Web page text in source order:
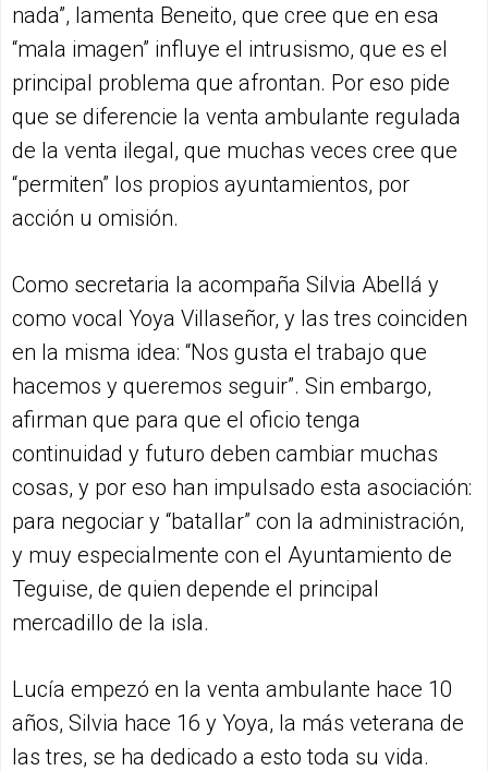
nada”, lamenta Beneito, que cree que en esa
“mala imagen” influye el intrusismo, que es el
principal problema que afrontan. Por eso pide
que se diferencie la venta ambulante regulada
de la venta ilegal, que muchas veces cree que
“permiten” los propios ayuntamientos, por
acción u omisión.
Como secretaria la acompaña Silvia Abellá y
como vocal Yoya Villaseñor, y las tres coinciden
en la misma idea: “Nos gusta el trabajo que
hacemos y queremos seguir”. Sin embargo,
afirman que para que el oficio tenga
continuidad y futuro deben cambiar muchas
cosas, y por eso han impulsado esta asociación:
para negociar y “batallar” con la administración,
y muy especialmente con el Ayuntamiento de
Teguise, de quien depende el principal
mercadillo de la isla.
Lucía empezó en la venta ambulante hace 10
años, Silvia hace 16 y Yoya, la más veterana de
las tres, se ha dedicado a esto toda su vida.